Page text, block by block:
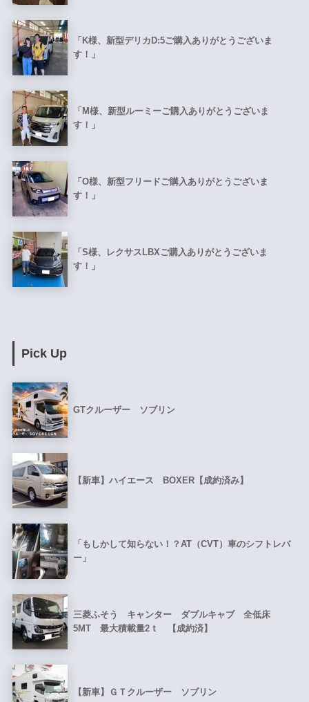
「K様、新型デリカD:5ご購入ありがとうございま
す！」
「M様、新型ルーミーご購入ありがとうございま
す！」
「O様、新型フリードご購入ありがとうございま
す！」
「S様、レクサスLBXご購入ありがとうございま
す！」
Pick Up
GTクルーザー ソブリン
【新車】ハイエース BOXER【成約済み】
「もしかして知らない！？AT（CVT）車のシフトレバ
ー」
三菱ふそう キャンター ダブルキャブ 全低床
5MT 最大積載量2ｔ 【成約済】
【新車】ＧＴクルーザー ソブリン